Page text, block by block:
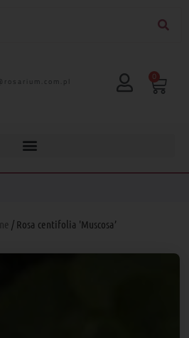
0
/ Rosa centifolia 'Muscosa’